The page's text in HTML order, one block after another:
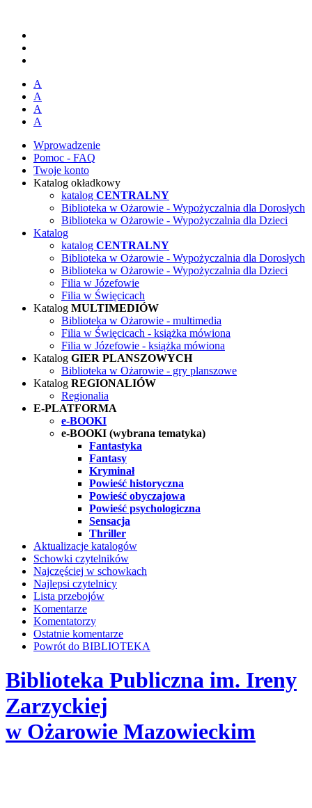
A
A
A
A
Wprowadzenie
Pomoc - FAQ
Twoje konto
Katalog okładkowy
katalog CENTRALNY
Biblioteka w Ożarowie - Wypożyczalnia dla Dorosłych
Biblioteka w Ożarowie - Wypożyczalnia dla Dzieci
Katalog
katalog CENTRALNY
Biblioteka w Ożarowie - Wypożyczalnia dla Dorosłych
Biblioteka w Ożarowie - Wypożyczalnia dla Dzieci
Filia w Józefowie
Filia w Święcicach
Katalog MULTIMEDIÓW
Biblioteka w Ożarowie - multimedia
Filia w Święcicach - książka mówiona
Filia w Józefowie - książka mówiona
Katalog GIER PLANSZOWYCH
Biblioteka w Ożarowie - gry planszowe
Katalog REGIONALIÓW
Regionalia
E-PLATFORMA
e-BOOKI
e-BOOKI (wybrana tematyka)
Fantastyka
Fantasy
Kryminał
Powieść historyczna
Powieść obyczajowa
Powieść psychologiczna
Sensacja
Thriller
Aktualizacje katalogów
Schowki czytelników
Najczęściej w schowkach
Najlepsi czytelnicy
Lista przebojów
Komentarze
Komentatorzy
Ostatnie komentarze
Powrót do BIBLIOTEKA
Biblioteka Publiczna im. Ireny
Zarzyckiej
w Ożarowie Mazowieckim